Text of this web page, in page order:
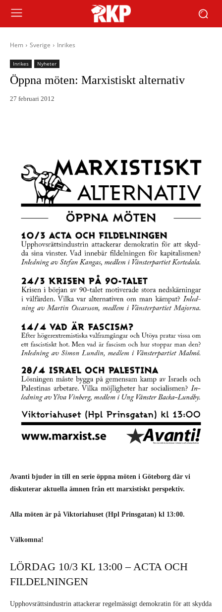
Hem Sverige Inrikes
Inrikes Nyheter
Öppna möten: Marxistiskt alternativ
27 februari 2012
Avanti bjuder in till en serie öppna möten i Göteborg där vi
diskuterar aktuella ämnen från ett marxistiskt perspektiv.
Alla möten är på Viktoriahuset (Hpl Prinsgatan) kl 13:00.
Välkomna!
LÖRDAG 10/3 KL 13:00 – ACTA OCH
FILDELNINGEN
Upphovsrättsindustrin attackerar regelmässigt demokratin för att skydda